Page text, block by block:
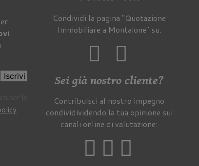
Iscrivi
Condividi la pagina "Quotazione
Immobiliare a Montaione" su:
Sei già nostro cliente?
Contribuisci al nostro impegno
condividividendo la tua opinione sui
canali online di valutazione: